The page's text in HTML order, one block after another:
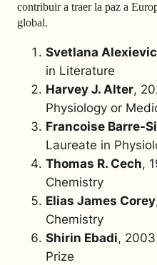
contribuir a traer la paz a
global.
Svetlana
in Literature
Harvey J. Alter,
Physiology or
Francoise Barre-
Laureate in
Thomas R. Cech,
Chemistry
Elias James Corey
Chemistry
Shirin Ebadi,
Prize